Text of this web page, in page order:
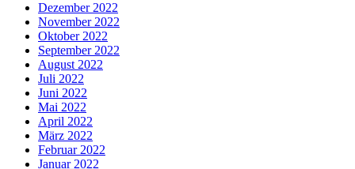
Dezember 2022
November 2022
Oktober 2022
September 2022
August 2022
Juli 2022
Juni 2022
Mai 2022
April 2022
März 2022
Februar 2022
Januar 2022